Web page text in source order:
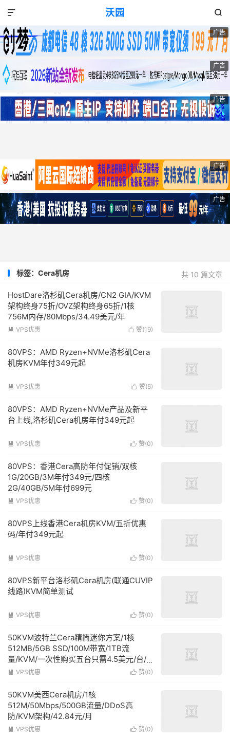
沃园 

广告
广告
广告
广告
广告
共 10 篇文章
标签：Cera机房
HostDare洛杉矶Cera机房/CN2 GIA/KVM
架构终身75折/OVZ架构终身65折/1核
756M内存/80Mbps/34.49美元/年
 赞(19)
 VPS优惠
80VPS：AMD Ryzen+NVMe洛杉矶Cera
机房KVM年付349元起
 赞(5)
 VPS优惠
80VPS：AMD Ryzen+NVMe产品及新平
台上线,洛杉矶Cera机房年付349元起
 赞(0)
 VPS优惠
80VPS：香港Cera高防年付促销/双核
1G/20GB/3M年付349元/四核
2G/40GB/5M年付699元
 赞(0)
 VPS优惠
80VPS上线香港Cera机房KVM/五折优惠
码/年付349元起
 赞(0)
 VPS优惠
80VPS新平台洛杉矶Cera机房(联通CUVIP
线路)KVM简单测试
 赞(0)
 VPS优惠
50KVM波特兰Cera精简迷你方案/1核
512MB/5GB SSD/100M带宽/1TB流
量/KVM/一次性购买五台只需4.5美元/台/
月
 赞(0)
 VPS优惠
50KVM美西Cera机房/1核
512M/50Mbps/500GB流量/DDoS高
防/KVM架构/42.84元/月
 赞(0)
 VPS优惠